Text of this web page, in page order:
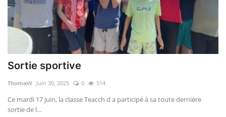
Galeries
Documents
Contacts
Sortie sportive
ThomasV Juin 30, 2025 0 514
Ce mardi 17 juin, la classe Teacch d a participé à sa toute dernière
sortie de l...